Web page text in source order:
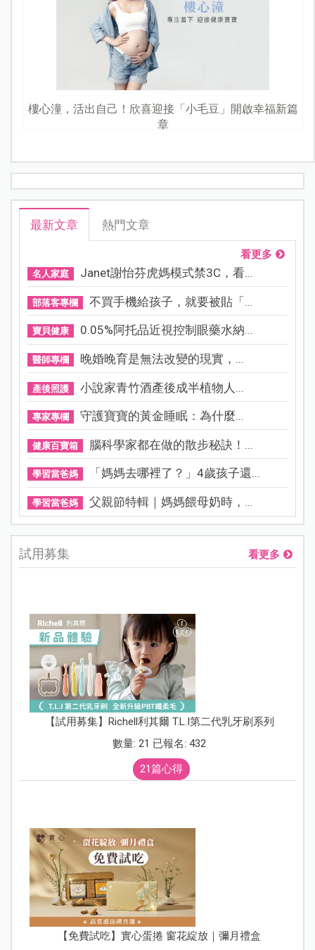
樓心潼，活出自己！欣喜迎接「小毛豆」開啟幸福新篇
章
最新文章 熱門文章
看更多
名人家庭 Janet謝怡芬虎媽模式禁3C，看...
部落客專欄 不買手機給孩子，就要被貼「...
寶貝健康 0.05%阿托品近視控制眼藥水納...
醫師專欄 晚婚晚育是無法改變的現實，...
產後照護 小說家青竹酒產後成半植物人...
專家專欄 守護寶寶的黃金睡眠：為什麼...
健康百寶箱 腦科學家都在做的散步秘訣！...
學習當爸媽 「媽媽去哪裡了？」4歲孩子還...
學習當爸媽 父親節特輯｜媽媽餵母奶時，...
試用募集 看更多
【試用募集】Richell利其爾 T.L.I第二代乳牙刷系列
數量: 21 已報名: 432
21篇心得
【免費試吃】實心蛋捲 窗花綻放｜彌月禮盒